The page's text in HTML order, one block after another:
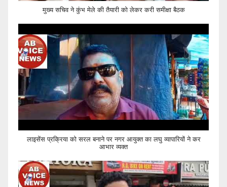
मुख्य सचिव ने कुंभ मेले की तैयारी को लेकर करी समीक्षा बैठक
लाइसेंस प्रक्रिया को सरल बनाने पर नगर आयुक्त का लघु व्यापारियों ने कर
आभार व्यक्त